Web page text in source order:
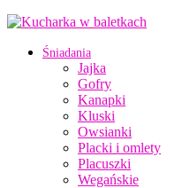
Śniadania
Jajka
Gofry
Kanapki
Kluski
Owsianki
Placki i omlety
Placuszki
Wegańskie